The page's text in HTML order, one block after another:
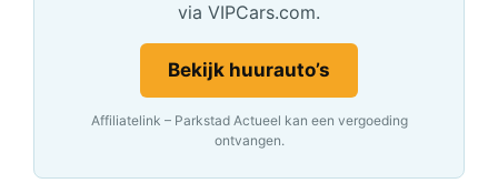
via VIPCars.com.
Bekijk huurauto’s
Affiliatelink – Parkstad Actueel kan een vergoeding
ontvangen.